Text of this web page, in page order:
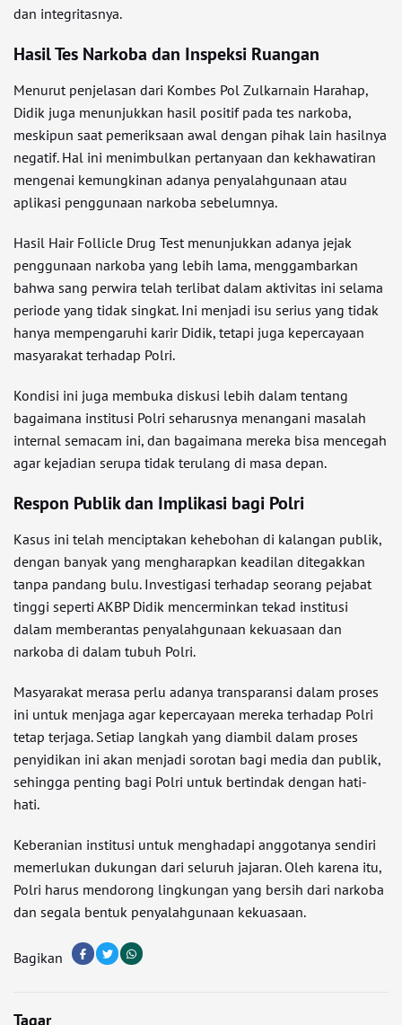
dan integritasnya.
Hasil Tes Narkoba dan Inspeksi Ruangan
Menurut penjelasan dari Kombes Pol Zulkarnain Harahap,
Didik juga menunjukkan hasil positif pada tes narkoba,
meskipun saat pemeriksaan awal dengan pihak lain hasilnya
negatif. Hal ini menimbulkan pertanyaan dan kekhawatiran
mengenai kemungkinan adanya penyalahgunaan atau
aplikasi penggunaan narkoba sebelumnya.
Hasil Hair Follicle Drug Test menunjukkan adanya jejak
penggunaan narkoba yang lebih lama, menggambarkan
bahwa sang perwira telah terlibat dalam aktivitas ini selama
periode yang tidak singkat. Ini menjadi isu serius yang tidak
hanya mempengaruhi karir Didik, tetapi juga kepercayaan
masyarakat terhadap Polri.
Kondisi ini juga membuka diskusi lebih dalam tentang
bagaimana institusi Polri seharusnya menangani masalah
internal semacam ini, dan bagaimana mereka bisa mencegah
agar kejadian serupa tidak terulang di masa depan.
Respon Publik dan Implikasi bagi Polri
Kasus ini telah menciptakan kehebohan di kalangan publik,
dengan banyak yang mengharapkan keadilan ditegakkan
tanpa pandang bulu. Investigasi terhadap seorang pejabat
tinggi seperti AKBP Didik mencerminkan tekad institusi
dalam memberantas penyalahgunaan kekuasaan dan
narkoba di dalam tubuh Polri.
Masyarakat merasa perlu adanya transparansi dalam proses
ini untuk menjaga agar kepercayaan mereka terhadap Polri
tetap terjaga. Setiap langkah yang diambil dalam proses
penyidikan ini akan menjadi sorotan bagi media dan publik,
sehingga penting bagi Polri untuk bertindak dengan hati-
hati.
Keberanian institusi untuk menghadapi anggotanya sendiri
memerlukan dukungan dari seluruh jajaran. Oleh karena itu,
Polri harus mendorong lingkungan yang bersih dari narkoba
dan segala bentuk penyalahgunaan kekuasaan.
Bagikan
Tagar